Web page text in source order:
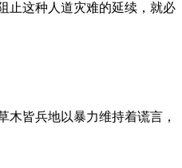
止这种人道灾难的延续，就必
皆兵地以暴力维持着谎言，